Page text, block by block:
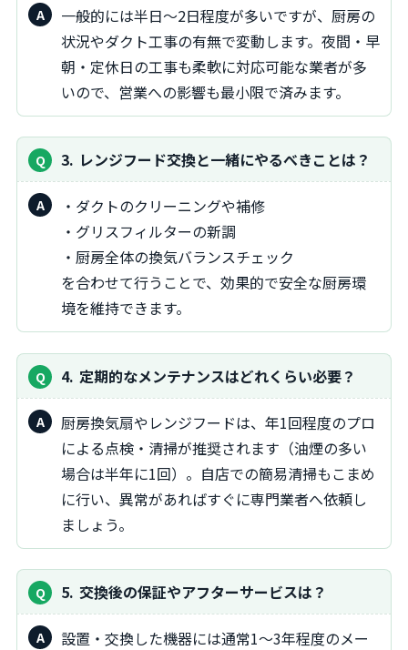
一般的には半日～2日程度が多いですが、厨房の
状況やダクト工事の有無で変動します。夜間・早
朝・定休日の工事も柔軟に対応可能な業者が多
いので、営業への影響も最小限で済みます。
3 レンジフード交換と一緒にやるべきことは？
・ダクトのクリーニングや補修
・グリスフィルターの新調
・厨房全体の換気バランスチェック
を合わせて行うことで、効果的で安全な厨房環
境を維持できます。
4 定期的なメンテナンスはどれくらい必要？
厨房換気扇やレンジフードは、年1回程度のプロ
による点検・清掃が推奨されます（油煙の多い
場合は半年に1回）。自店での簡易清掃もこまめ
に行い、異常があればすぐに専門業者へ依頼し
ましょう。
5 交換後の保証やアフターサービスは？
設置・交換した機器には通常1～3年程度のメー